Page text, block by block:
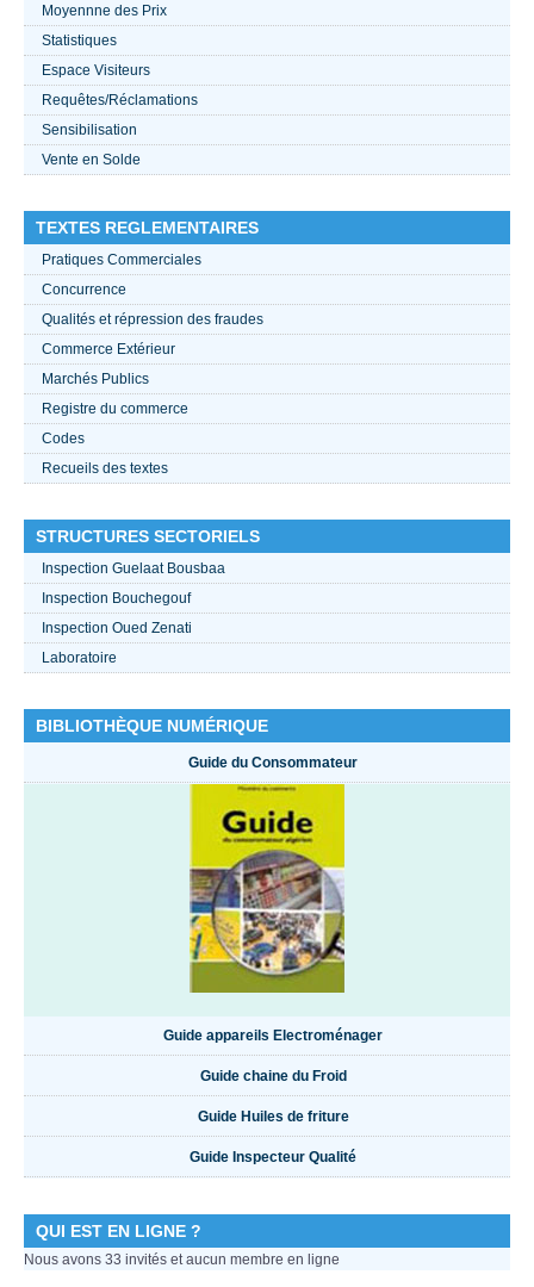
????
Moyennne des Prix
Statistiques
Espace Visiteurs
Requêtes/Réclamations
Sensibilisation
Vente en Solde
TEXTES REGLEMENTAIRES
Pratiques Commerciales
Concurrence
Qualités et répression des fraudes
Commerce Extérieur
Marchés Publics
Registre du commerce
Codes
Recueils des textes
STRUCTURES SECTORIELS
Inspection Guelaat Bousbaa
Inspection Bouchegouf
Inspection Oued Zenati
Laboratoire
BIBLIOTHÈQUE NUMÉRIQUE
Guide du Consommateur
Guide appareils Electroménager
Guide chaine du Froid
Guide Huiles de friture
Guide Inspecteur Qualité
QUI EST EN LIGNE ?
Nous avons 33 invités et aucun membre en ligne